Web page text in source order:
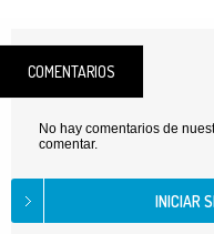
COMENTARIOS
No hay comentarios de
comentar.